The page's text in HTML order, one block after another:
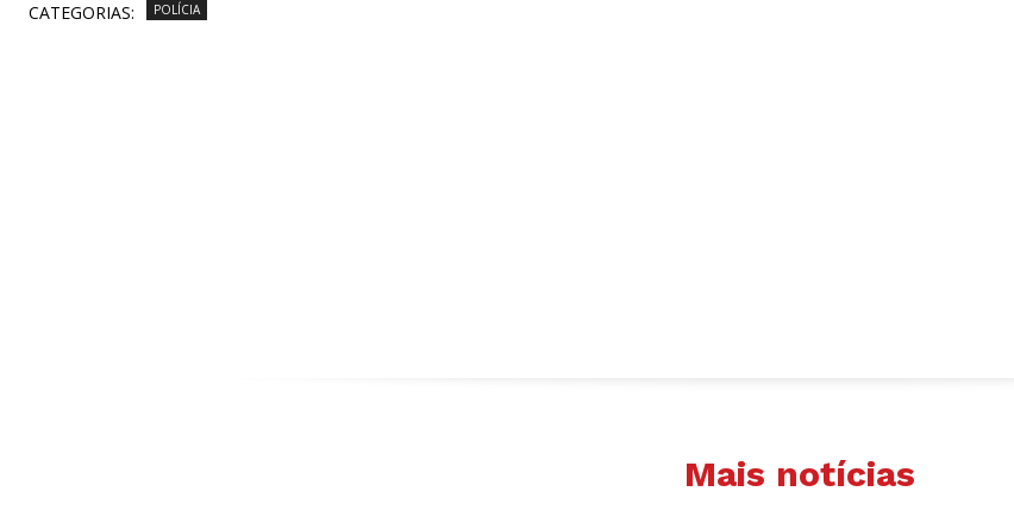
CATEGORIAS: POLÍCIA
Mais notícias